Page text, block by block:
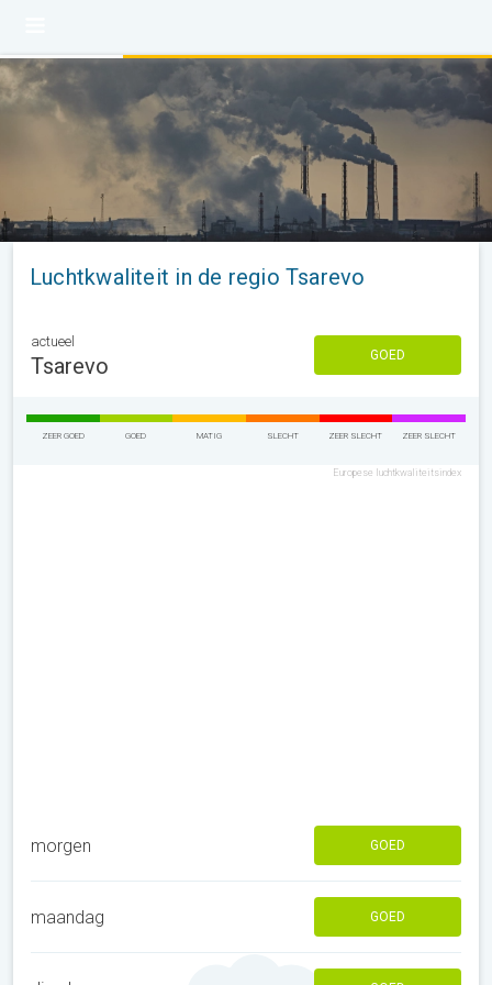
Luchtkwaliteit in de regio Tsarevo
actueel
Tsarevo GOED
ZEER GOED GOED MATIG SLECHT ZEER SLECHT ZEER SLECHT
Europese luchtkwaliteitsindex
morgen GOED
maandag GOED